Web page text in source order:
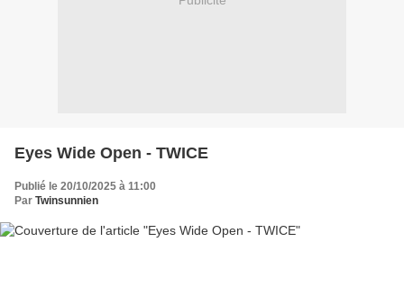
Eyes Wide Open - TWICE
Publié le 20/10/2025 à 11:00
Par Twinsunnien